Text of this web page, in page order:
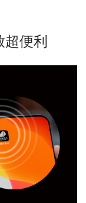
便利